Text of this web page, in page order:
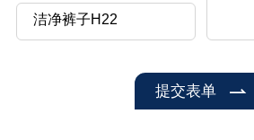
提交表单